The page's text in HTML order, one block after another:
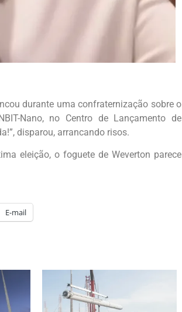
durante uma confraternização sobre o
Nano, no Centro de Lançamento de
disparou, arrancando risos.
eleição, o foguete de Weverton parece
E-mail